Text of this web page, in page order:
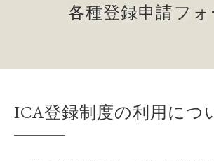
各種登録申請フォ
ICA登録制度の利用につ